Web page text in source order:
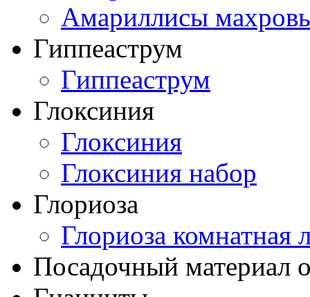
Амариллисы
Гиппеаструм
Гиппеаструм
Глоксиния
Глоксиния
Глоксиния набор
Глориоза
Глориоза комнатная
Посадочный материал